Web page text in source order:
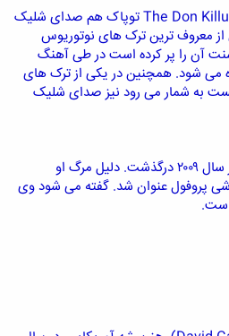
در آهنگ اینتروی آلبوم The Don Killuminati توپاک هم صدای شلیک
از معروف ترین ترک های نوتوریوس
آن را پر کرده است در طی آهنگ
شود. همچنین در یکی از ترک های
به شمار می رود نیز صدای شلیک
مایکل جکسون، سلطان پاپ، در سال ۲۰۰۹ درگذشت. دلیل مرگ او
پروفول عنوان شد. گفته می شود وی
است.